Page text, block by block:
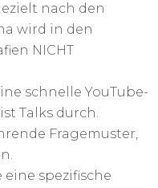
nach den
wird in den
NICHT
schnelle YouTube-
Talks durch.
Fragemuster,
eine spezifische